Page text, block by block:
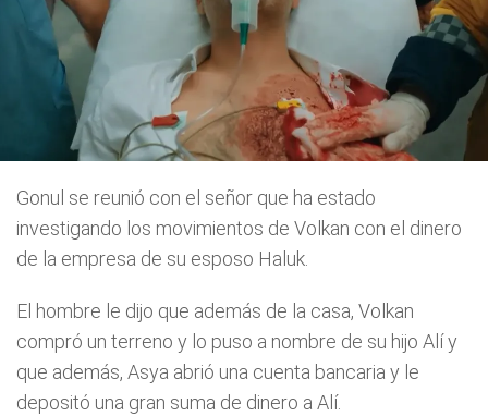
Gonul se reunió con el señor que ha estado
investigando los movimientos de Volkan con el dinero
de la empresa de su esposo Haluk.
El hombre le dijo que además de la casa, Volkan
compró un terreno y lo puso a nombre de su hijo Alí y
que además, Asya abrió una cuenta bancaria y le
depositó una gran suma de dinero a Alí.